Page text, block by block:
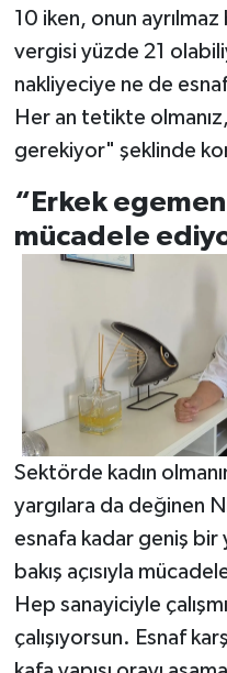
10 iken, onun ayrılmaz
vergisi yüzde 21
nakliyeciye ne de
Her an tetikte
gerekiyor" şeklinde
“Erkek egemen
mücadele
Sektörde kadın
yargılara da değinen
esnafa kadar geniş
bakış açısıyla
Hep sanayiciyle
çalışıyorsun. Esnaf